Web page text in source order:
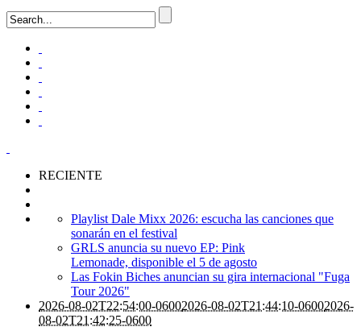
RECIENTE
Playlist Dale Mixx 2026: escucha las canciones que
sonarán en el festival
GRLS anuncia su nuevo EP: Pink
Lemonade, disponible el 5 de agosto
Las Fokin Biches anuncian su gira internacional "Fuga
Tour 2026"
2026-08-02T22:54:00-06002026-08-02T21:44:10-06002026-
08-02T21:42:25-0600